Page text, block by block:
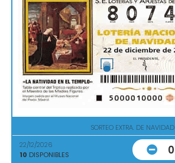
SORTEO EXTRA. DE NAVIDAD
22/12/2026
10 DISPONIBLES 0